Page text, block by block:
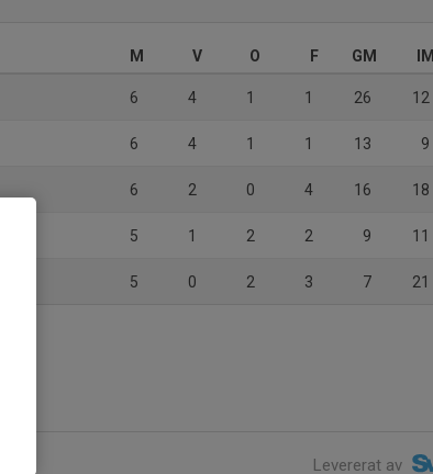
M V O F GM IM
6 4 1 1 26 12
6 4 1 1 13 9
6 2 0 4 16 18
5 1 2 2 9 11
5 0 2 3 7 21
Levererat av